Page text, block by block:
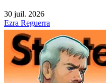
30 juil. 2026
Ezra Reguerra